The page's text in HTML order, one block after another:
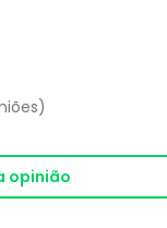
opinião